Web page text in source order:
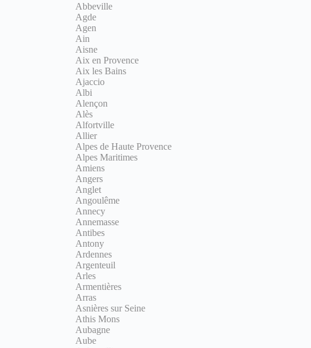
Abbeville
Agde
Agen
Ain
Aisne
Aix en Provence
Aix les Bains
Ajaccio
Albi
Alençon
Alès
Alfortville
Allier
Alpes de Haute Provence
Alpes Maritimes
Amiens
Angers
Anglet
Angoulême
Annecy
Annemasse
Antibes
Antony
Ardennes
Argenteuil
Arles
Armentières
Arras
Asnières sur Seine
Athis Mons
Aubagne
Aube